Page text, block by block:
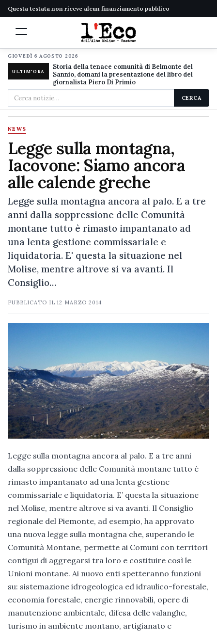
Questa testata non riceve alcun finanziamento pubblico
GIOVEDÌ 6 AGOSTO 2026
ULTIM'ORA
Storia della tenace comunità di Belmonte del
Sannio, domani la presentazione del libro del
giornalista Piero Di Primio
Cerca
nel
sito
CERCA
NEWS
Legge sulla montagna,
Iacovone: Siamo ancora
alle calende greche
Legge sulla montagna ancora al palo. E a tre
anni dalla soppressione delle Comunità
montane tutto è rimasto impantanato ad
una lenta gestione commissariale e
liquidatoria. E' questa la situazione nel
Molise, mentre altrove si va avanti. Il
Consiglio…
PUBBLICATO IL12 MARZO 2014
Legge sulla montagna ancora al palo. E a tre anni
dalla soppressione delle Comunità montane tutto è
rimasto impantanato ad una lenta gestione
commissariale e liquidatoria. E’ questa la situazione
nel Molise, mentre altrove si va avanti. Il Consiglio
regionale del Piemonte, ad esempio, ha approvato
una nuova legge sulla montagna che, superando le
Comunità Montane, permette ai Comuni con territori
contigui di aggregarsi tra loro e costituire così le
Unioni montane. Ai nuovo enti spetteranno funzioni
su: sistemazione idrogeologica ed idraulico-forestale,
economia forestale, energie rinnovabili, opere di
manutenzione ambientale, difesa delle valanghe,
turismo in ambiente montano, artigianato e